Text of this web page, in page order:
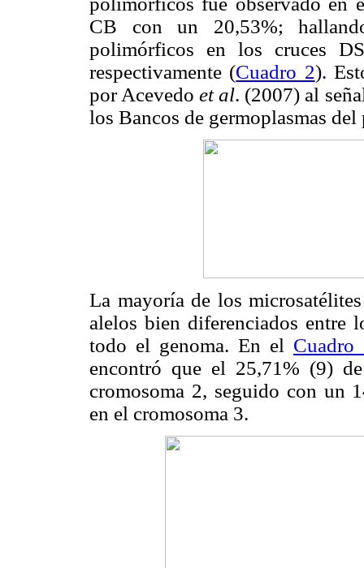
CB con un 20,53%;
polimórficos en los cruces
respectivamente (Cuadro 2).
por Acevedoet al. (2007) al
los Bancos de germoplasmas del
La mayoría de los
alelos bien diferenciados entre
todo el genoma. En el Cuadro
encontró que el 25,71% (9)
cromosoma 2, seguido con un
en el cromosoma 3.